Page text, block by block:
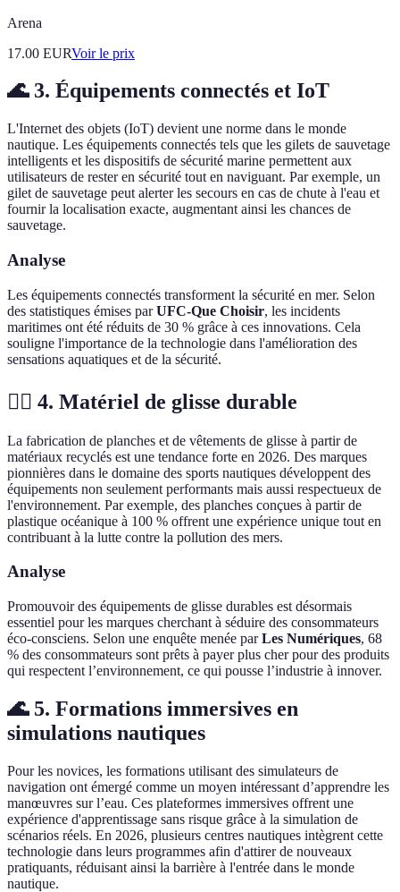
Arena
17.00 EURVoir le prix
🌊 3. Équipements connectés et IoT
L'Internet des objets (IoT) devient une norme dans le monde
nautique. Les équipements connectés tels que les gilets de sauvetage
intelligents et les dispositifs de sécurité marine permettent aux
utilisateurs de rester en sécurité tout en naviguant. Par exemple, un
gilet de sauvetage peut alerter les secours en cas de chute à l'eau et
fournir la localisation exacte, augmentant ainsi les chances de
sauvetage.
Analyse
Les équipements connectés transforment la sécurité en mer. Selon
des statistiques émises parUFC-Que Choisir, les incidents
maritimes ont été réduits de 30 % grâce à ces innovations. Cela
souligne l'importance de la technologie dans l'amélioration des
sensations aquatiques et de la sécurité.
🏄‍♂️ 4. Matériel de glisse durable
La fabrication de planches et de vêtements de glisse à partir de
matériaux recyclés est une tendance forte en 2026. Des marques
pionnières dans le domaine des sports nautiques développent des
équipements non seulement performants mais aussi respectueux de
l'environnement. Par exemple, des planches conçues à partir de
plastique océanique à 100 % offrent une expérience unique tout en
contribuant à la lutte contre la pollution des mers.
Analyse
Promouvoir des équipements de glisse durables est désormais
essentiel pour les marques cherchant à séduire des consommateurs
éco-consciens. Selon une enquête menée parLes Numériques, 68
% des consommateurs sont prêts à payer plus cher pour des produits
qui respectent l’environnement, ce qui pousse l’industrie à innover.
🌊 5. Formations immersives en
simulations nautiques
Pour les novices, les formations utilisant des simulateurs de
navigation ont émergé comme un moyen intéressant d’apprendre les
manœuvres sur l’eau. Ces plateformes immersives offrent une
expérience d'apprentissage sans risque grâce à la simulation de
scénarios réels. En 2026, plusieurs centres nautiques intègrent cette
technologie dans leurs programmes afin d'attirer de nouveaux
pratiquants, réduisant ainsi la barrière à l'entrée dans le monde
nautique.